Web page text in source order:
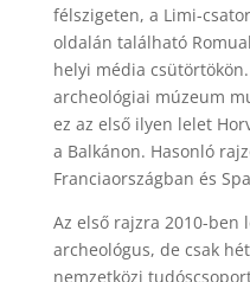
félszigeten, a Limi-
oldalán található
helyi média
archeológiai múzeum
ez az első ilyen lelet
a Balkánon. Hasonló
Franciaországban és
Az első rajzra 2010-ben
archeológus, de csak
nemzetközi